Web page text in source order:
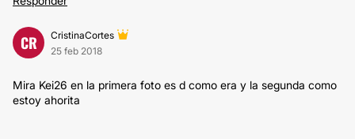
CR
CristinaCortes
25 feb 2018
Mira Kei26 en la primera foto es d como era y la segunda como
estoy ahorita